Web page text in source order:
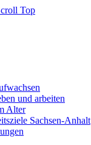
Top
und arbeiten
Alter
Sachsen-Anhalt